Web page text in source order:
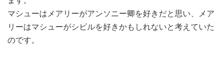
マシューはメアリーがアンソニー卿を好きだと思い、メア
リーはマシューがシビルを好きかもしれないと考えていた
のです。